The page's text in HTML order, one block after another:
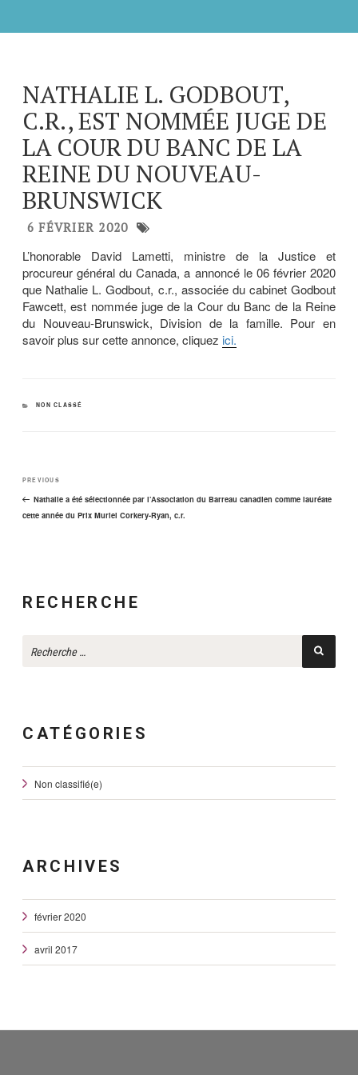
NATHALIE L. GODBOUT,
C.R., EST NOMMÉE JUGE DE
LA COUR DU BANC DE LA
REINE DU NOUVEAU-
BRUNSWICK
6 FÉVRIER 2020
L’honorable David Lametti, ministre de la Justice et
procureur général du Canada, a annoncé le 06 février 2020
que Nathalie L. Godbout, c.r., associée du cabinet Godbout
Fawcett, est nommée juge de la Cour du Banc de la Reine
du Nouveau-Brunswick, Division de la famille. Pour en
savoir plus sur cette annonce, cliquez ici.
CATEGORIES
NON CLASSÉ
Navigation
de
Previous
Post
PREVIOUS
Nathalie a été sélectionnée par l’Association du Barreau canadien comme lauréate
cette année du Prix Muriel Corkery-Ryan, c.r.
RECHERCHE
CATÉGORIES
Non classifié(e)
ARCHIVES
février 2020
avril 2017